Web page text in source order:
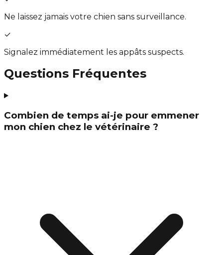
Ne laissez jamais votre chien sans surveillance.
✓
Signalez immédiatement les appâts suspects.
Questions Fréquentes
Combien de temps ai-je pour emmener
mon chien chez le vétérinaire ?